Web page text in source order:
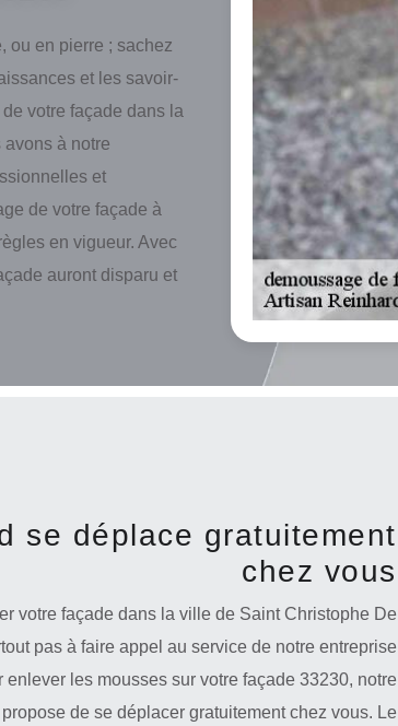
ou en pierre ; sachez
et les savoir-
votre façade dans la
à notre
et
de votre façade à
en vigueur. Avec
auront disparu et
se déplace gratuitement
chez vous
votre façade dans la ville de Saint Christophe De
pas à faire appel au service de notre entreprise
les mousses sur votre façade 33230, notre
de se déplacer gratuitement chez vous. Le